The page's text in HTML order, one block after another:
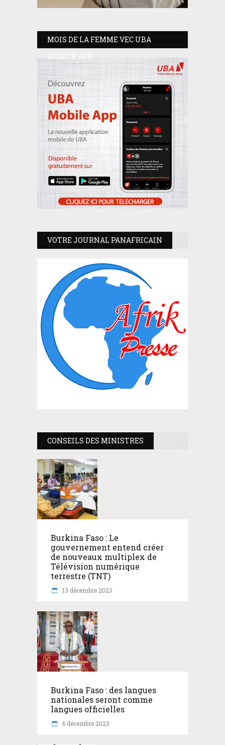
MOIS DE LA FEMME VEC UBA
MOBILE APP
VOTRE JOURNAL PANAFRICAIN
CONSEILS DES MINISTRES
Burkina Faso : Le
gouvernement entend créer
de nouveaux multiplex de
Télévision numérique
terrestre (TNT)
13 décembre 2023
Burkina Faso : des langues
nationales seront comme
langues officielles
6 décembre 2023